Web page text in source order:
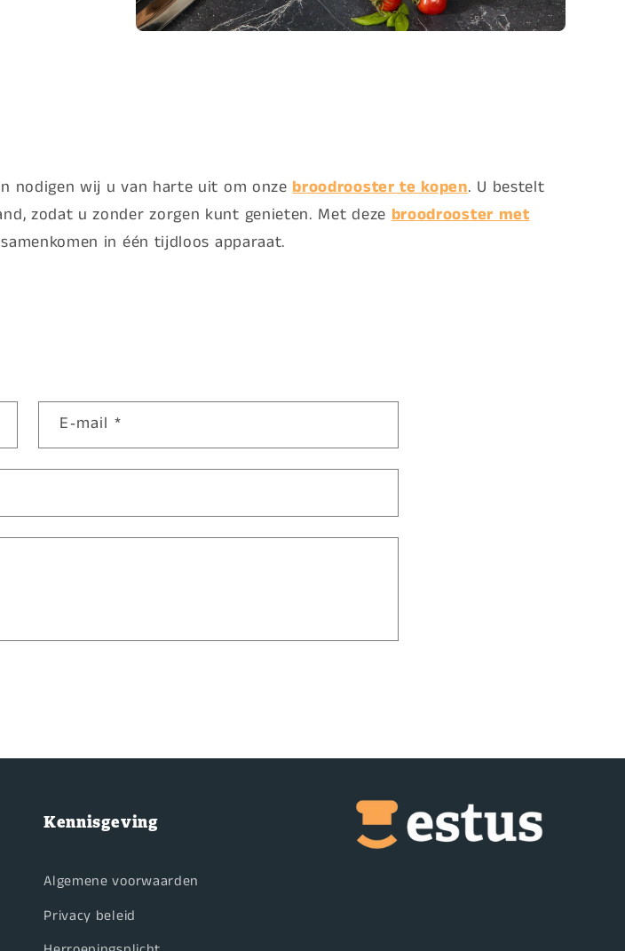
nodigen wij u van harte uit om onzebroodrooster te kopen. U bestelt
zodat u zonder zorgen kunt genieten. Met dezebroodrooster met
in één tijdloos apparaat.
E‑mail *
Kennisgeving
Algemene voorwaarden
Privacy beleid